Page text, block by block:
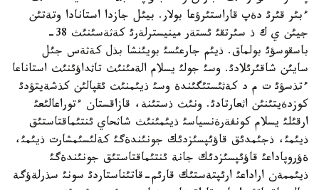
ءبئر قئرئ دةپ قاراستئرؤعا بولار. بيئل جازدا استانادا وتةتئن
جيئن ي ك ذ سئرتقئ ئستةر مينيسترلةرئ كةثةسئنئث 38-
باسقوسؤئ بولماق. ذيئم جارعئسئ بويئنشا بذل كةثةس جئل
سايئن شاقئرئلادئ. وسئ جولئ يسلام الةمئنئث تاثداؤئنئث استاناعا
ءتذسؤئ ت م د كةثئستئگئندة وسئ ذيئمنئث ئقپالئن كذشةيتؤدئ
كوزدةيتئنئن اثعارتادئ. ونئث ذستئنة، قازاقستان ءتوراعالئعئ
ارقئلئ يسلام كونفةرةنسياسئ ذيئمئنئث شاثحاي ئنتئماقتاستئق
ذيئمئ، ذجئمدئق قاؤئپسئزدئك جونئندةگئ كةلئسئمشارت ذيئمئ،
ةؤروپاداعئ قاؤئپسئزدئك جانة ئنتئماقتاستئق جونئندةگئ
ذيئممةن اراداعئ ارئپتةستئك قارئم-قاتئناستاردئ سونئ سذرلةؤگة